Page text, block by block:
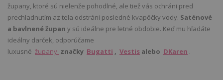
župany, ktoré sú nielenže pohodlné, ale tiež vás ochráni pred
prechladnutím az tela odstráni posledné kvapôčky vody. Saténové
a bavlnené župan y sú ideálne pre letné obdobie. Keď mu hľadáte
ideálny darček, odporúčame
luxusné župany značky Bugatti , Vestis alebo DKaren .